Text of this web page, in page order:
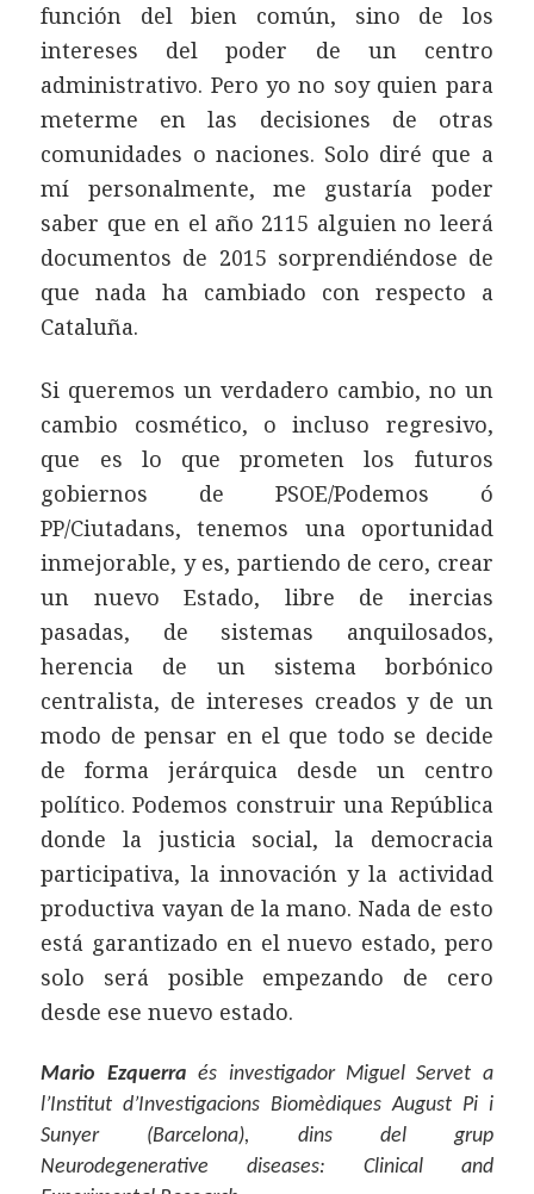
función del bien común, sino de los
intereses del poder de un centro
administrativo. Pero yo no soy quien para
meterme en las decisiones de otras
comunidades o naciones. Solo diré que a
mí personalmente, me gustaría poder
saber que en el año 2115 alguien no leerá
documentos de 2015 sorprendiéndose de
que nada ha cambiado con respecto a
Cataluña.
Si queremos un verdadero cambio, no un
cambio cosmético, o incluso regresivo,
que es lo que prometen los futuros
gobiernos de PSOE/Podemos ó
PP/Ciutadans, tenemos una oportunidad
inmejorable, y es, partiendo de cero, crear
un nuevo Estado, libre de inercias
pasadas, de sistemas anquilosados,
herencia de un sistema borbónico
centralista, de intereses creados y de un
modo de pensar en el que todo se decide
de forma jerárquica desde un centro
político. Podemos construir una República
donde la justicia social, la democracia
participativa, la innovación y la actividad
productiva vayan de la mano. Nada de esto
está garantizado en el nuevo estado, pero
solo será posible empezando de cero
desde ese nuevo estado.
Mario Ezquerraés investigador Miguel Servet a
l’Institut d’Investigacions Biomèdiques August Pi i
Sunyer (Barcelona), dins del grup
Neurodegenerative diseases: Clinical and